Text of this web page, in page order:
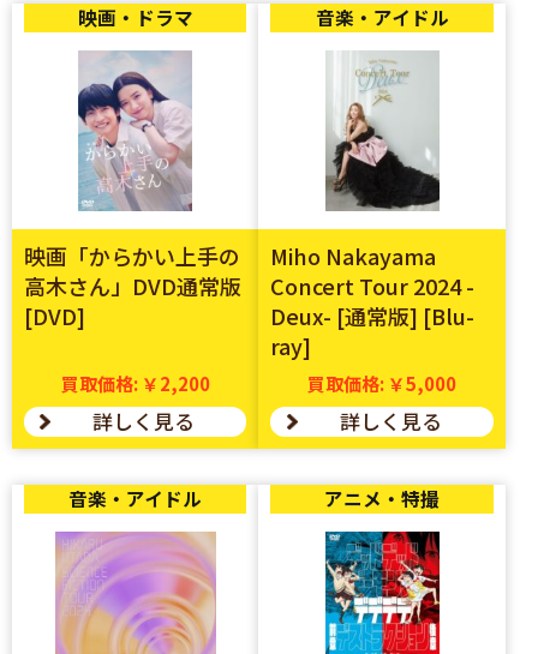
映画・ドラマ
映画「からかい上手の
高木さん」DVD通常版
[DVD]
買取価格: ￥2,200
詳しく見る
音楽・アイドル
Miho Nakayama
Concert Tour 2024 -
Deux- [通常版] [Blu-
ray]
買取価格: ￥5,000
詳しく見る
音楽・アイドル アニメ・特撮